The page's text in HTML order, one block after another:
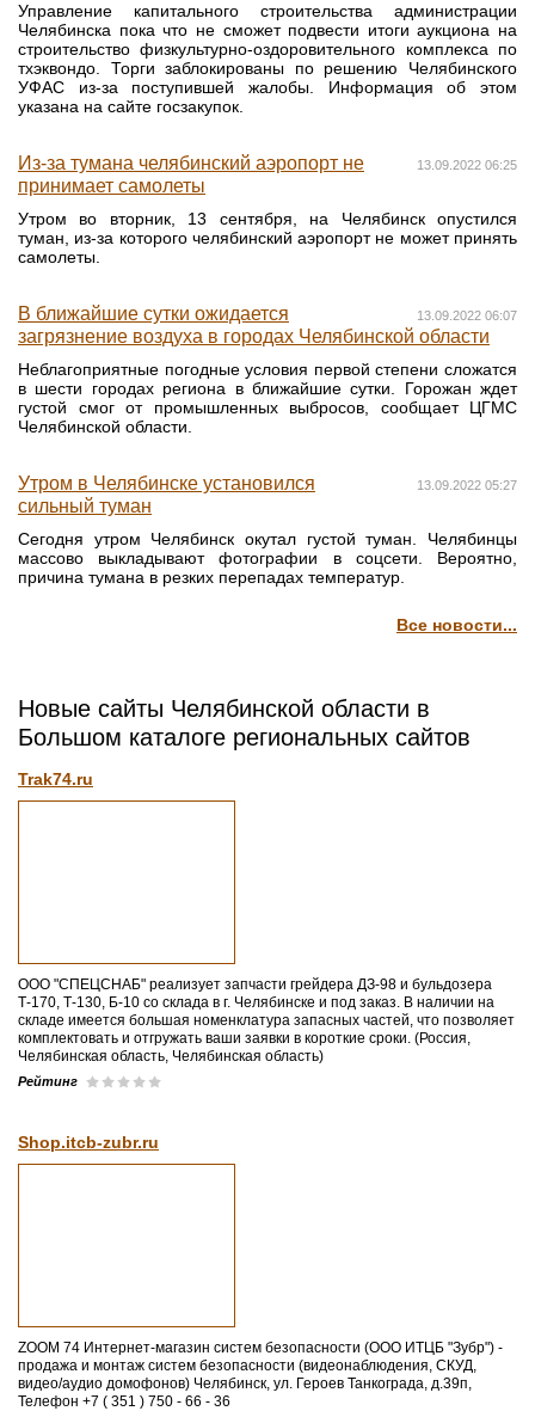
Управление капитального строительства администрации
Челябинска пока что не сможет подвести итоги аукциона на
строительство физкультурно-оздоровительного комплекса по
тхэквондо. Торги заблокированы по решению Челябинского
УФАС из-за поступившей жалобы. Информация об этом
указана на сайте госзакупок.
13.09.2022 06:25
Из-за тумана челябинский аэропорт не
принимает самолеты
Утром во вторник, 13 сентября, на Челябинск опустился
туман, из-за которого челябинский аэропорт не может принять
самолеты.
13.09.2022 06:07
В ближайшие сутки ожидается
загрязнение воздуха в городах Челябинской области
Неблагоприятные погодные условия первой степени сложатся
в шести городах региона в ближайшие сутки. Горожан ждет
густой смог от промышленных выбросов, сообщает ЦГМС
Челябинской области.
13.09.2022 05:27
Утром в Челябинске установился
сильный туман
Сегодня утром Челябинск окутал густой туман. Челябинцы
массово выкладывают фотографии в соцсети. Вероятно,
причина тумана в резких перепадах температур.
Все новости...
Новые сайты Челябинской области в
Большом каталоге региональных сайтов
Trak74.ru
ООО "СПЕЦСНАБ" реализует запчасти грейдера ДЗ-98 и бульдозера
Т-170, Т-130, Б-10 со склада в г. Челябинске и под заказ. В наличии на
складе имеется большая номенклатура запасных частей, что позволяет
комплектовать и отгружать ваши заявки в короткие сроки. (Россия,
Челябинская область, Челябинская область)
Рейтинг
Shop.itcb-zubr.ru
ZOOM 74 Интернет-магазин систем безопасности (ООО ИТЦБ "Зубр") -
продажа и монтаж систем безопасности (видеонаблюдения, СКУД,
видео/аудио домофонов) Челябинск, ул. Героев Танкограда, д.39п,
Телефон +7 ( 351 ) 750 - 66 - 36